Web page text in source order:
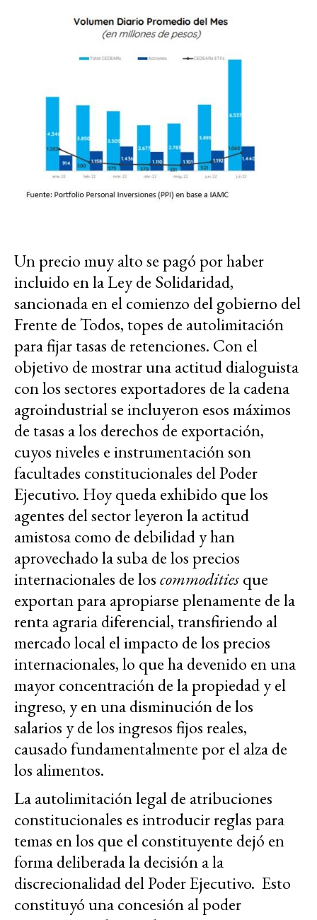
Un precio muy alto se pagó por haber
incluido en la Ley de Solidaridad,
sancionada en el comienzo del gobierno del
Frente de Todos, topes de autolimitación
para fijar tasas de retenciones. Con el
objetivo de mostrar una actitud dialoguista
con los sectores exportadores de la cadena
agroindustrial se incluyeron esos máximos
de tasas a los derechos de exportación,
cuyos niveles e instrumentación son
facultades constitucionales del Poder
Ejecutivo. Hoy queda exhibido que los
agentes del sector leyeron la actitud
amistosa como de debilidad y han
aprovechado la suba de los precios
internacionales de loscommoditiesque
exportan para apropiarse plenamente de la
renta agraria diferencial, transfiriendo al
mercado local el impacto de los precios
internacionales, lo que ha devenido en una
mayor concentración de la propiedad y el
ingreso, y en una disminución de los
salarios y de los ingresos fijos reales,
causado fundamentalmente por el alza de
los alimentos.
La autolimitación legal de atribuciones
constitucionales es introducir reglas para
temas en los que el constituyente dejó en
forma deliberada la decisión a la
discrecionalidad del Poder Ejecutivo. Esto
constituyó una concesión al poder